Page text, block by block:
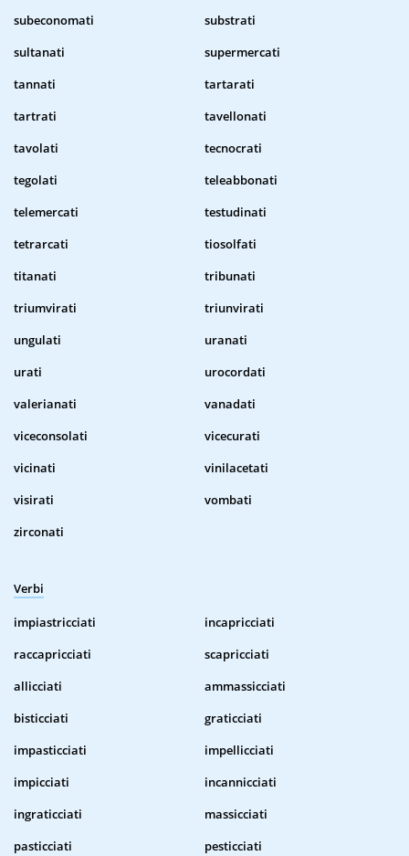
subeconomati
substrati
sultanati
supermercati
tannati
tartarati
tartrati
tavellonati
tavolati
tecnocrati
tegolati
teleabbonati
telemercati
testudinati
tetrarcati
tiosolfati
titanati
tribunati
triumvirati
triunvirati
ungulati
uranati
urati
urocordati
valerianati
vanadati
viceconsolati
vicecurati
vicinati
vinilacetati
visirati
vombati
zirconati
Verbi
impiastricciati
incapricciati
raccapricciati
scapricciati
allicciati
ammassicciati
bisticciati
graticciati
impasticciati
impellicciati
impicciati
incannicciati
ingraticciati
massicciati
pasticciati
pesticciati